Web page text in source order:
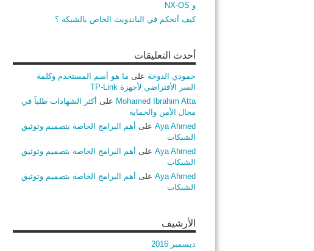
و NX-OS
كيف أتحكم في الباندويث الخاص بالشبكة ؟
أحدث التعليقات
حمودي الدوخة على ما هو أسم المستخدم وكلمة
السر الأفتراضي لأجهزة TP-Link
Mohamed Ibrahim Atta على أكثر الشهادات طلباً في
مجال الأمن والحماية
Aya Ahmed على أهم البرامج الخاصة بتصميم وتوثيق
الشبكات
Aya Ahmed على أهم البرامج الخاصة بتصميم وتوثيق
الشبكات
Aya Ahmed على أهم البرامج الخاصة بتصميم وتوثيق
الشبكات
الأرشيف
ديسمبر 2016